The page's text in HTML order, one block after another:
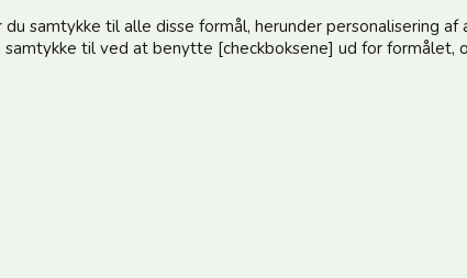
samtykke til alle disse formål, herunder personalisering
til ved at benytte [checkboksene] ud for formålet,
| Middagslukket 12.00-12.30 | Lørdag 9.00-
Tilmeld